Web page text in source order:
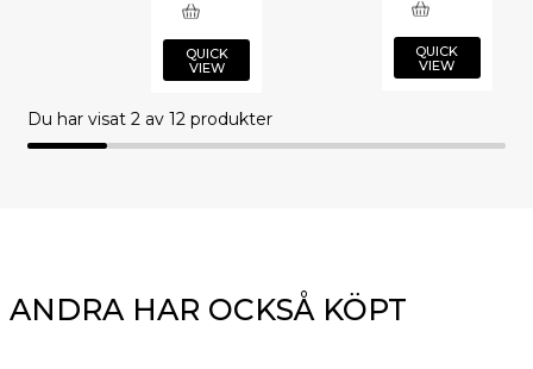
QUICK
VIEW
QUICK
VIEW
Du har visat 2av 12 produkter
ANDRA HAR OCKSÅ KÖPT